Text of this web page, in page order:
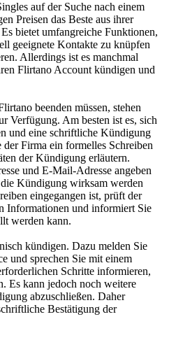
auf der Suche nach einem
Preisen das Beste aus ihrer
bietet umfangreiche Funktionen,
geeignete Kontakte zu knüpfen
Allerdings ist es manchmal
Flirtano Account kündigen und
beenden müssen, stehen
Verfügung. Am besten ist es, sich
und eine schriftliche Kündigung
der Firma ein formelles Schreiben
der Kündigung erläutern.
und E-Mail-Adresse angeben
Kündigung wirksam werden
eingegangen ist, prüft der
Informationen und informiert Sie
werden kann.
kündigen. Dazu melden Sie
und sprechen Sie mit einem
Schritte informieren,
Es kann jedoch noch weitere
abzuschließen. Daher
Bestätigung der